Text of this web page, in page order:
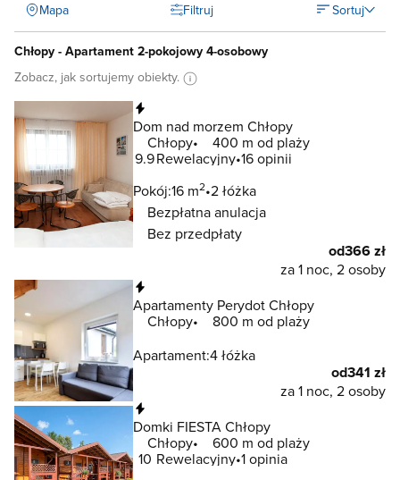
Mapa Filtruj Sortuj
Chłopy - Apartament 2-pokojowy 4-osobowy
Zobacz, jak sortujemy obiekty.
Dom nad morzem Chłopy
Chłopy
400 m od plaży
9.9Rewelacyjny 16 opinii
Pokój:16 m2 2 łóżka
Bezpłatna anulacja
Bez przedpłaty
od366 zł
za 1 noc, 2 osoby
Apartamenty Perydot Chłopy
Chłopy
800 m od plaży
Apartament:4 łóżka
od341 zł
za 1 noc, 2 osoby
Domki FIESTA Chłopy
Chłopy
600 m od plaży
10 Rewelacyjny 1 opinia